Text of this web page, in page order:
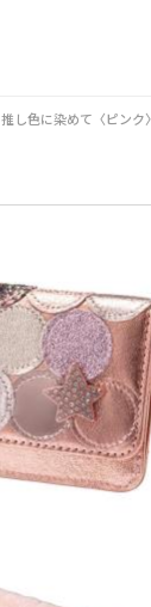
推し色に染めて〈ピンク〉